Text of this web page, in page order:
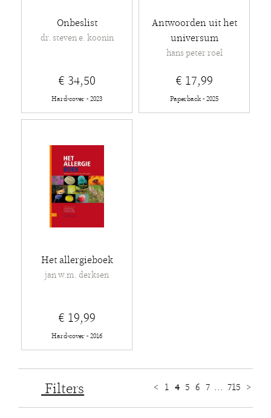
Onbeslist
dr. steven e. koonin
€ 34,50
Hard-cover - 2023
Antwoorden uit het
universum
hans peter roel
€ 17,99
Paperback - 2025
Het allergieboek
jan w.m. derksen
€ 19,99
Hard-cover - 2016
Filters < 1 4 5 6 7 ... 715 >